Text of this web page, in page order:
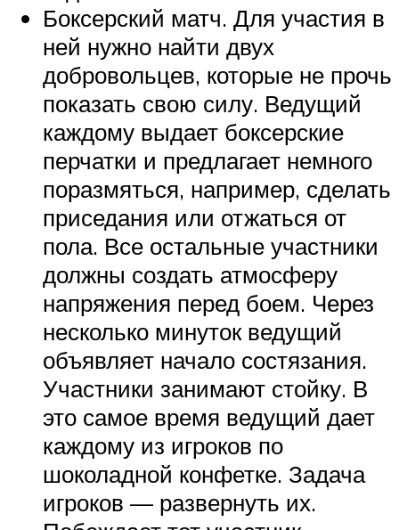
Боксерский матч. Для участия в
ней нужно найти двух
добровольцев, которые не прочь
показать свою силу. Ведущий
каждому выдает боксерские
перчатки и предлагает немного
поразмяться, например, сделать
приседания или отжаться от
пола. Все остальные участники
должны создать атмосферу
напряжения перед боем. Через
несколько минуток ведущий
объявляет начало состязания.
Участники занимают стойку. В
это самое время ведущий дает
каждому из игроков по
шоколадной конфетке. Задача
игроков — развернуть их.